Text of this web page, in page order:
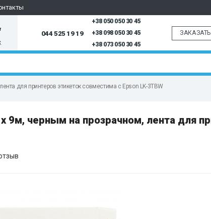
044 525 19 19
+38 050 050 30 45
+38 098 050 30 45
+38 073 050 30 45
для принтеров этикеток совместима с Epson LK-3TBW
9м, черным на прозрачном, лента для